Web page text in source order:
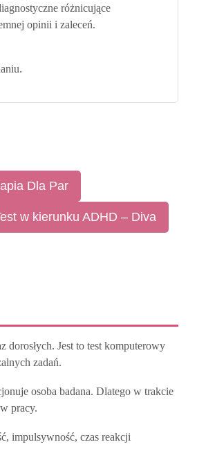
różnicujące
opinii i zaleceń.
Dla Par
w kierunku ADHD – Diva
Jest to test komputerowy
zadań.
osoba badana. Dlatego w trakcie
pracy.
impulsywność, czas reakcji